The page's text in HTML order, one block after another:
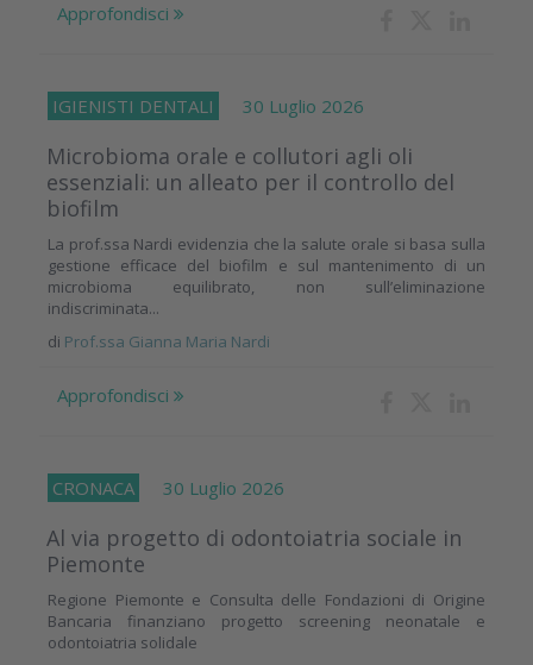
Approfondisci
IGIENISTI DENTALI 30 Luglio 2026
Microbioma orale e collutori agli oli
essenziali: un alleato per il controllo del
biofilm
La prof.ssa Nardi evidenzia che la salute orale si basa sulla
gestione efficace del biofilm e sul mantenimento di un
microbioma equilibrato, non sull’eliminazione
indiscriminata...
di Prof.ssa Gianna Maria Nardi
Approfondisci
CRONACA 30 Luglio 2026
Al via progetto di odontoiatria sociale in
Piemonte
Regione Piemonte e Consulta delle Fondazioni di Origine
Bancaria finanziano progetto screening neonatale e
odontoiatria solidale